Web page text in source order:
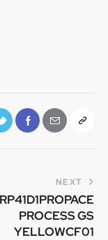
NEXT
PROCESS GS
YELLOWCF01